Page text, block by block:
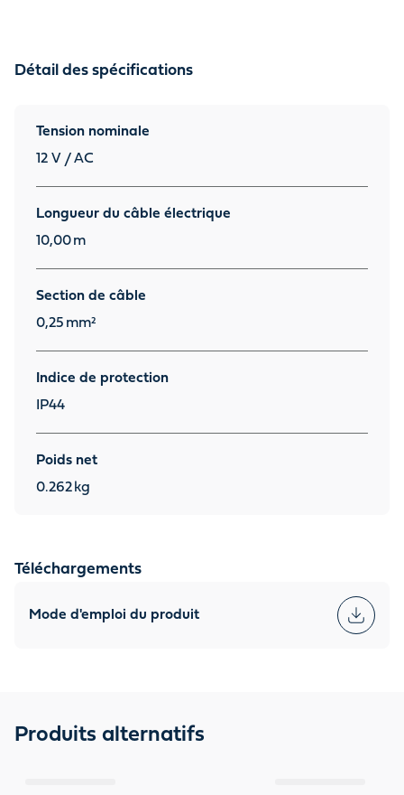
Détail des spécifications
Tension nominale
12 V / AC
Longueur du câble électrique
10,00 m
Section de câble
0,25 mm²
Indice de protection
IP44
Poids net
0.262 kg
Téléchargements
Mode d'emploi du produit
Produits alternatifs